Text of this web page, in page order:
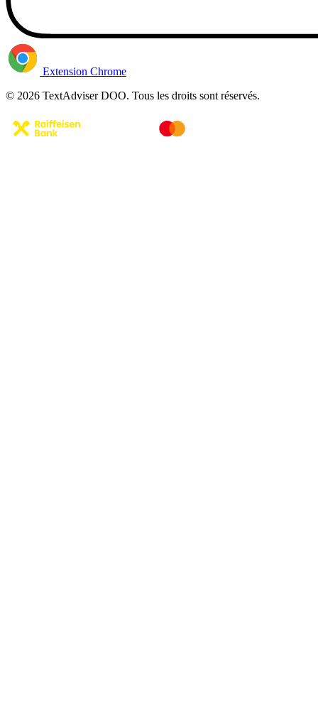
Extension Chrome
© 2026 TextAdviser DOO. Tous les droits sont réservés.